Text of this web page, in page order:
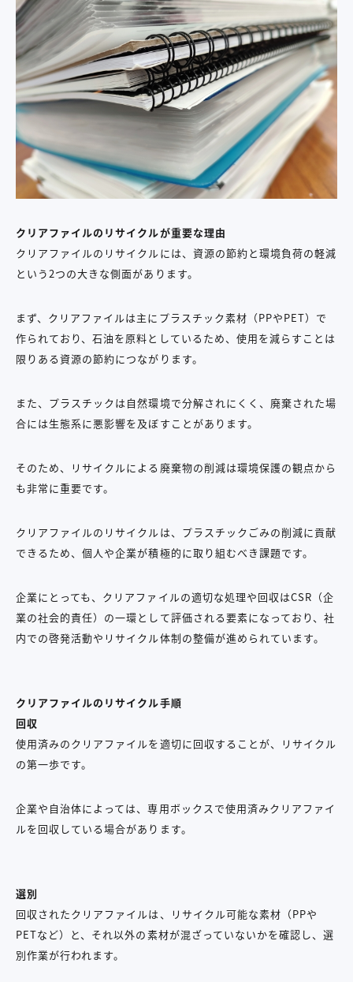
クリアファイルのリサイクルが重要な理由
クリアファイルのリサイクルには、資源の節約と環境負荷の軽減
という2つの大きな側面があります。
まず、クリアファイルは主にプラスチック素材（PPやPET）で
作られており、石油を原料としているため、使用を減らすことは
限りある資源の節約につながります。
また、プラスチックは自然環境で分解されにくく、廃棄された場
合には生態系に悪影響を及ぼすことがあります。
そのため、リサイクルによる廃棄物の削減は環境保護の観点から
も非常に重要です。
クリアファイルのリサイクルは、プラスチックごみの削減に貢献
できるため、個人や企業が積極的に取り組むべき課題です。
企業にとっても、クリアファイルの適切な処理や回収はCSR（企
業の社会的責任）の一環として評価される要素になっており、社
内での啓発活動やリサイクル体制の整備が進められています。
クリアファイルのリサイクル手順
回収
使用済みのクリアファイルを適切に回収することが、リサイクル
の第一歩です。
企業や自治体によっては、専用ボックスで使用済みクリアファイ
ルを回収している場合があります。
選別
回収されたクリアファイルは、
リサイクル可能な素材（PPや
PETなど）と、それ以外の素材が混ざっていないかを確認し、選
別作業が行われます。